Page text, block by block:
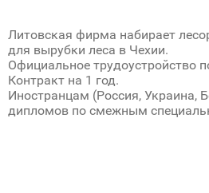
Литовская фирма набирает
для вырубки леса в Чехии.
Официальное трудоустройство
Контракт на 1 год.
Иностранцам (Россия, Украина,
дипломов по смежным